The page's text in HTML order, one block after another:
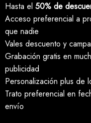
Hasta el 50% de
Acceso preferencial a
que nadie
Vales descuento y
Grabación gratis en
publicidad
Personalización plus de
Trato preferencial en
envío